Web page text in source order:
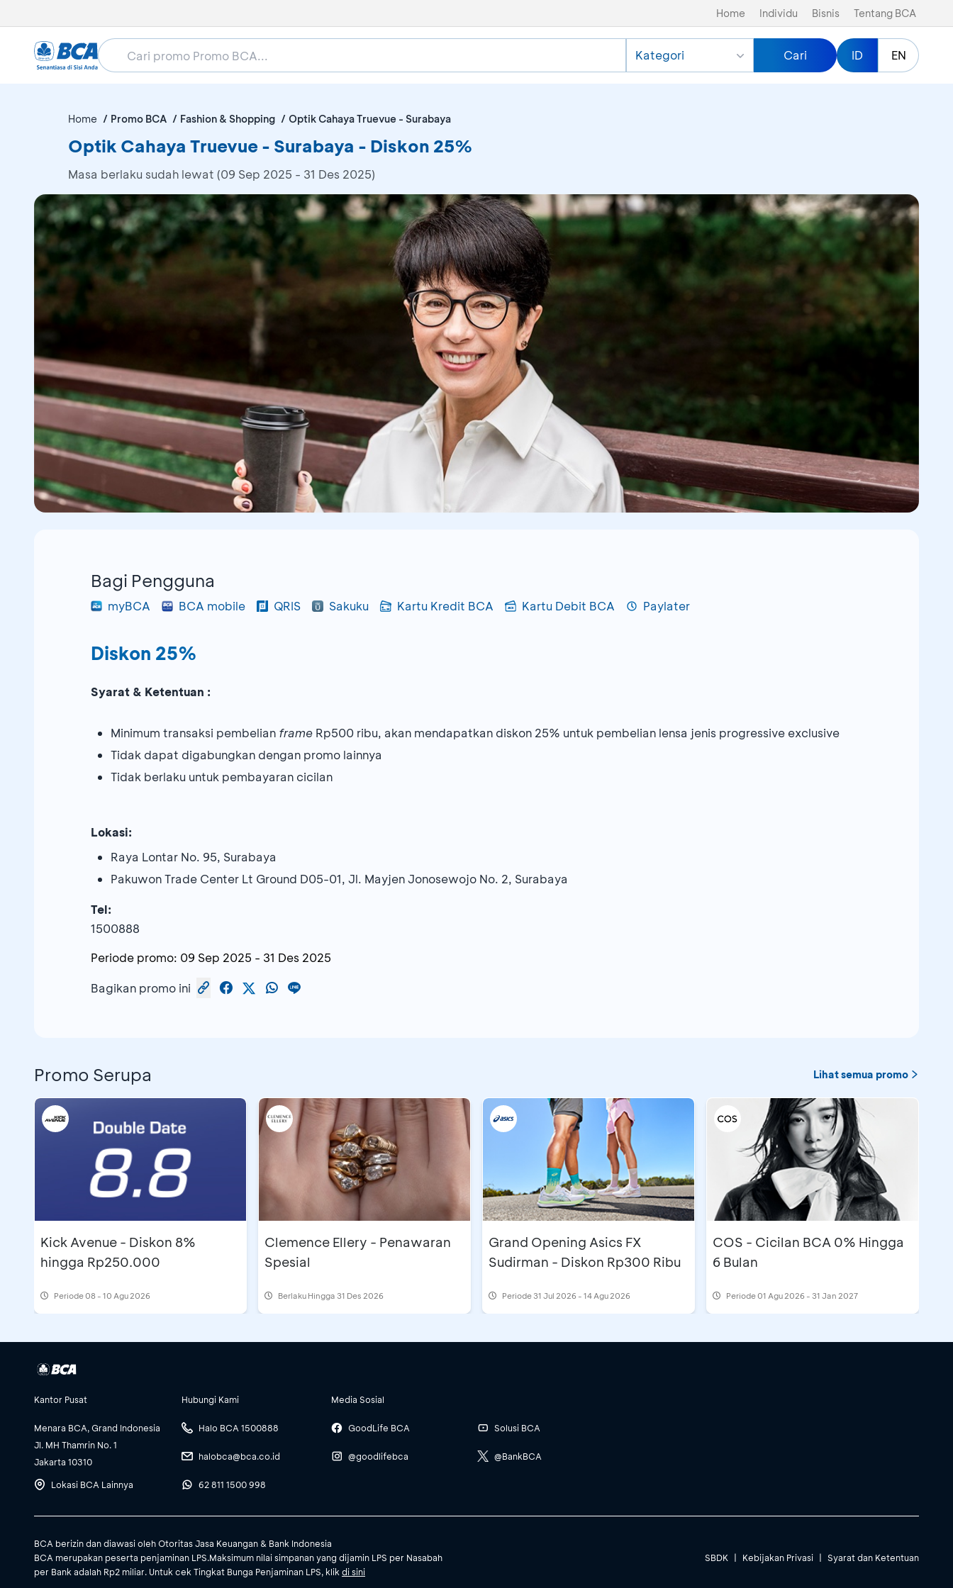
Home Individu Bisnis Tentang BCA
Kategori Cari ID EN
Home Promo BCA Fashion & Shopping Optik Cahaya Truevue - Surabaya
Optik Cahaya Truevue - Surabaya - Diskon 25%
Masa berlaku sudah lewat (09 Sep 2025 - 31 Des 2025)
Bagi Pengguna
myBCA BCA mobile QRIS Sakuku Kartu Kredit BCA Kartu Debit BCA Paylater
Diskon 25%
Syarat & Ketentuan :
Minimum transaksi pembelian frame Rp500 ribu, akan mendapatkan diskon 25% untuk pembelian lensa jenis progressive exclusive
Tidak dapat digabungkan dengan promo lainnya
Tidak berlaku untuk pembayaran cicilan
Lokasi:
Raya Lontar No. 95, Surabaya
Pakuwon Trade Center Lt Ground D05-01, Jl. Mayjen Jonosewojo No. 2, Surabaya
Tel:
1500888
Periode promo: 09 Sep 2025 - 31 Des 2025
Bagikan promo ini
Promo Serupa Lihat semua promo
Kick Avenue - Diskon 8%
hingga Rp250.000
Periode08 - 10 Agu 2026
Clemence Ellery - Penawaran
Spesial
Berlaku Hingga 31 Des 2026
Grand Opening Asics FX
Sudirman - Diskon Rp300 Ribu
Periode 31 Jul 2026 - 14 Agu 2026
COS - Cicilan BCA 0% Hingga
6 Bulan
Periode01 Agu 2026 - 31 Jan 2027
Kantor Pusat
Menara BCA, Grand Indonesia
Jl. MH Thamrin No. 1
Jakarta 10310
Lokasi BCA Lainnya
Hubungi Kami
Halo BCA 1500888
halobca@bca.co.id
62 811 1500 998
Media Sosial
GoodLife BCA
@goodlifebca
Solusi BCA
@BankBCA
BCA berizin dan diawasi oleh Otoritas Jasa Keuangan & Bank Indonesia
BCA merupakan peserta penjaminan LPS.Maksimum nilai simpanan yang dijamin LPS per Nasabah
per Bank adalah Rp2 miliar. Untuk cek Tingkat Bunga Penjaminan LPS, klikdi sini
SBDK | Kebijakan Privasi | Syarat dan Ketentuan